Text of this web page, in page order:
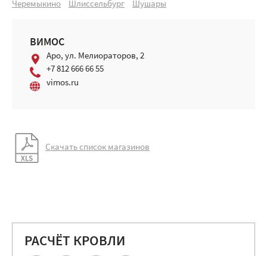
Черемыкино Шлиссельбург Шушары
ВИМОС
Аро, ул. Мелиораторов, 2
+7 812 666 66 55
vimos.ru
Скачать список магазинов
РАСЧЁТ КРОВЛИ